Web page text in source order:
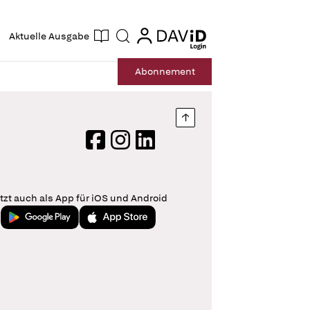
Aktuelle Ausgabe Suche login
login
Abonnement
Nach oben springen
FacebookInstagram
LinkedIn
auch als App für iOS und Android
Jetzt bei Google PlayLaden im App Store